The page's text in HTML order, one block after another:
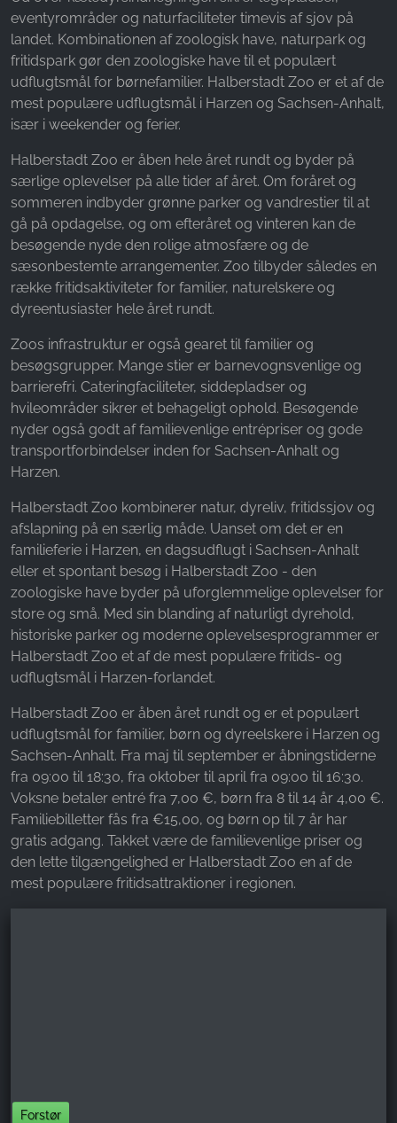
eventyrområder og naturfaciliteter timevis af sjov på
landet. Kombinationen af zoologisk have, naturpark og
fritidspark gør den zoologiske have til et populært
udflugtsmål for børnefamilier. Halberstadt Zoo er et af de
mest populære udflugtsmål i Harzen og Sachsen-Anhalt,
især i weekender og ferier.
Halberstadt Zoo er åben hele året rundt og byder på
særlige oplevelser på alle tider af året. Om foråret og
sommeren indbyder grønne parker og vandrestier til at
gå på opdagelse, og om efteråret og vinteren kan de
besøgende nyde den rolige atmosfære og de
sæsonbestemte arrangementer. Zoo tilbyder således en
række fritidsaktiviteter for familier, naturelskere og
dyreentusiaster hele året rundt.
Zoos infrastruktur er også gearet til familier og
besøgsgrupper. Mange stier er barnevognsvenlige og
barrierefri. Cateringfaciliteter, siddepladser og
hvileområder sikrer et behageligt ophold. Besøgende
nyder også godt af familievenlige entrépriser og gode
transportforbindelser inden for Sachsen-Anhalt og
Harzen.
Halberstadt Zoo kombinerer natur, dyreliv, fritidssjov og
afslapning på en særlig måde. Uanset om det er en
familieferie i Harzen, en dagsudflugt i Sachsen-Anhalt
eller et spontant besøg i Halberstadt Zoo - den
zoologiske have byder på uforglemmelige oplevelser for
store og små. Med sin blanding af naturligt dyrehold,
historiske parker og moderne oplevelsesprogrammer er
Halberstadt Zoo et af de mest populære fritids- og
udflugtsmål i Harzen-forlandet.
Halberstadt Zoo er åben året rundt og er et populært
udflugtsmål for familier, børn og dyreelskere i Harzen og
Sachsen-Anhalt. Fra maj til september er åbningstiderne
fra 09:00 til 18:30, fra oktober til april fra 09:00 til 16:30.
Voksne betaler entré fra 7,00 €, børn fra 8 til 14 år 4,00 €.
Familiebilletter fås fra €15,00, og børn op til 7 år har
gratis adgang. Takket være de familievenlige priser og
den lette tilgængelighed er Halberstadt Zoo en af de
mest populære fritidsattraktioner i regionen.
Forstør